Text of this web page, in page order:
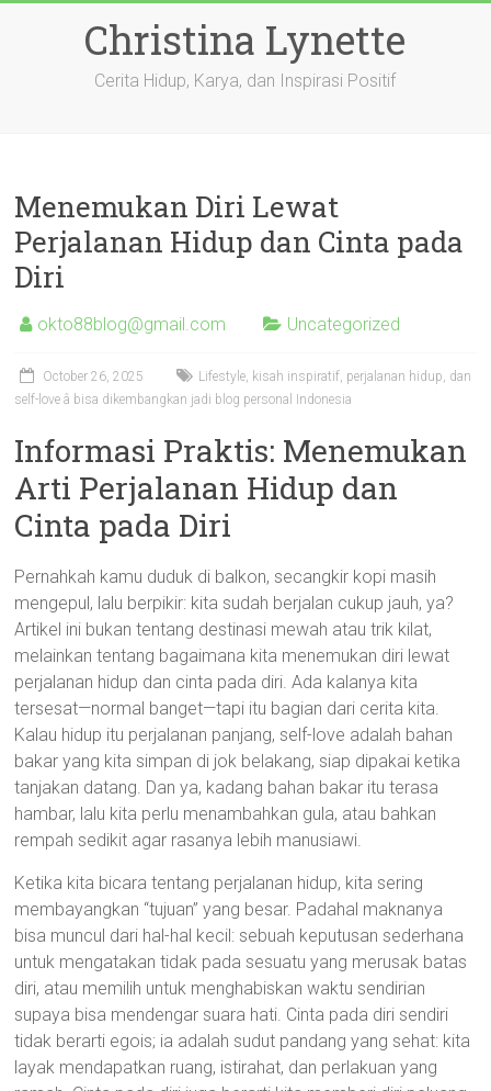
Christina Lynette
Cerita Hidup, Karya, dan Inspirasi Positif
Menemukan Diri Lewat
Perjalanan Hidup dan Cinta pada
Diri
okto88blog@gmail.com Uncategorized
October 26, 2025
Lifestyle, kisah inspiratif, perjalanan hidup, dan
self-love â bisa dikembangkan jadi blog personal Indonesia
Informasi Praktis: Menemukan
Arti Perjalanan Hidup dan
Cinta pada Diri
Pernahkah kamu duduk di balkon, secangkir kopi masih
mengepul, lalu berpikir: kita sudah berjalan cukup jauh, ya?
Artikel ini bukan tentang destinasi mewah atau trik kilat,
melainkan tentang bagaimana kita menemukan diri lewat
perjalanan hidup dan cinta pada diri. Ada kalanya kita
tersesat—normal banget—tapi itu bagian dari cerita kita.
Kalau hidup itu perjalanan panjang, self-love adalah bahan
bakar yang kita simpan di jok belakang, siap dipakai ketika
tanjakan datang. Dan ya, kadang bahan bakar itu terasa
hambar, lalu kita perlu menambahkan gula, atau bahkan
rempah sedikit agar rasanya lebih manusiawi.
Ketika kita bicara tentang perjalanan hidup, kita sering
membayangkan “tujuan” yang besar. Padahal maknanya
bisa muncul dari hal-hal kecil: sebuah keputusan sederhana
untuk mengatakan tidak pada sesuatu yang merusak batas
diri, atau memilih untuk menghabiskan waktu sendirian
supaya bisa mendengar suara hati. Cinta pada diri sendiri
tidak berarti egois; ia adalah sudut pandang yang sehat: kita
layak mendapatkan ruang, istirahat, dan perlakuan yang